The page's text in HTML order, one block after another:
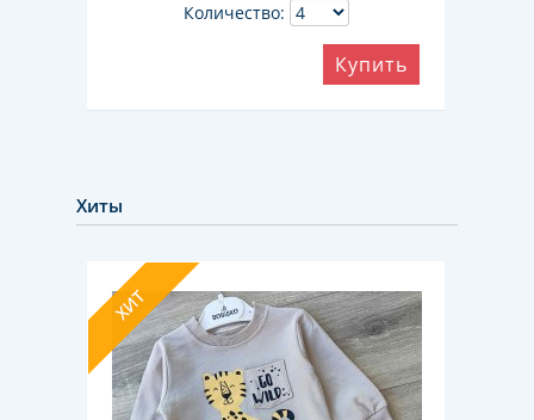
Количество:
Купить
Хиты
ХИТ